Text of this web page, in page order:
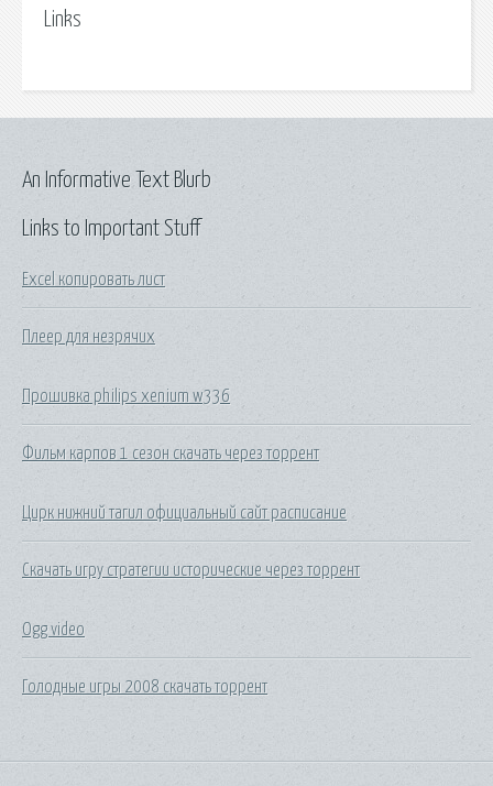
Links
Links to Important Stuff
Excel копировать лист
Плеер для незрячих
Прошивка philips xenium w336
Фильм карпов 1 сезон скачать через торрент
Цирк нижний тагил официальный сайт расписание
Скачать игру стратегии исторические через торрент
Ogg video
Голодные игры 2008 скачать торрент
An Informative Text Blurb